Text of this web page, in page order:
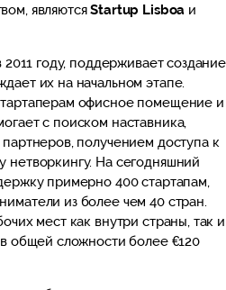
являютсяStartup Lisboa и
2011 году, поддерживает создание
их на начальном этапе.
офисное помещение и
с поиском наставника,
получением доступа к
нетворкингу. На сегодняшний
примерно 400 стартапам,
из более чем 40 стран.
мест как внутри страны, так и
общей сложности более €120